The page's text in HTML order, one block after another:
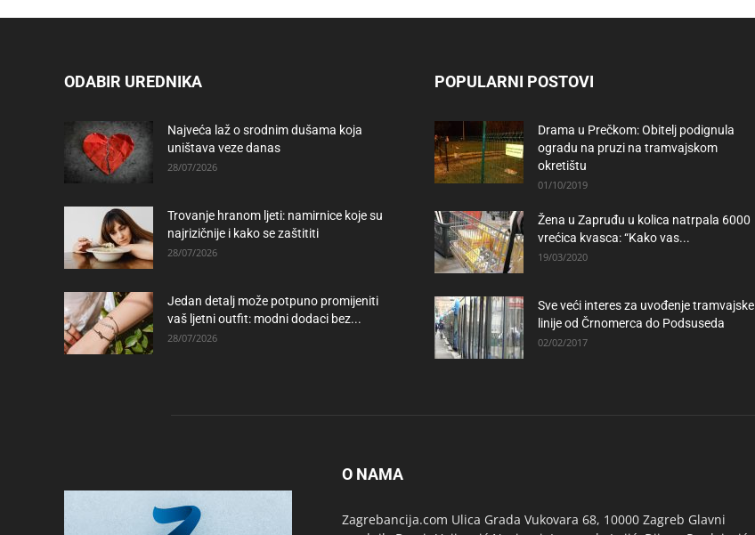
ODABIR UREDNIKA
Najveća laž o srodnim dušama koja
uništava veze danas
28/07/2026
Trovanje hranom ljeti: namirnice koje su
najrizičnije i kako se zaštititi
28/07/2026
Jedan detalj može potpuno promijeniti
vaš ljetni outfit: modni dodaci bez...
28/07/2026
POPULARNI POSTOVI
Drama u Prečkom: Obitelj podignula
ogradu na pruzi na tramvajskom
okretištu
01/10/2019
Žena u Zapruđu u kolica natrpala 6000
vrećica kvasca: “Kako vas...
19/03/2020
Sve veći interes za uvođenje tramvajske
linije od Črnomerca do Podsuseda
02/02/2017
O NAMA
Zagrebancija.com Ulica Grada Vukovara 68, 10000 Zagreb Glavni